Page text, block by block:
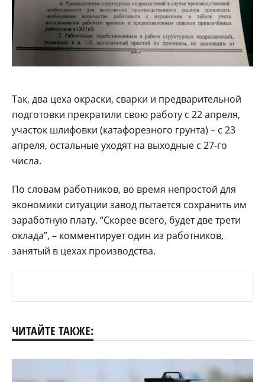
Так, два цеха окраски, сварки и предварительной
подготовки прекратили свою работу с 22 апреля,
участок шлифовки (катафорезного грунта) – с 23
апреля, остальные уходят на выходные с 27-го
числа.
По словам работников, во время непростой для
экономики ситуации завод пытается сохранить им
заработную плату. “Скорее всего, будет две трети
оклада”, – комментирует один из работников,
занятый в цехах производства.
ЧИТАЙТЕ ТАКЖЕ: